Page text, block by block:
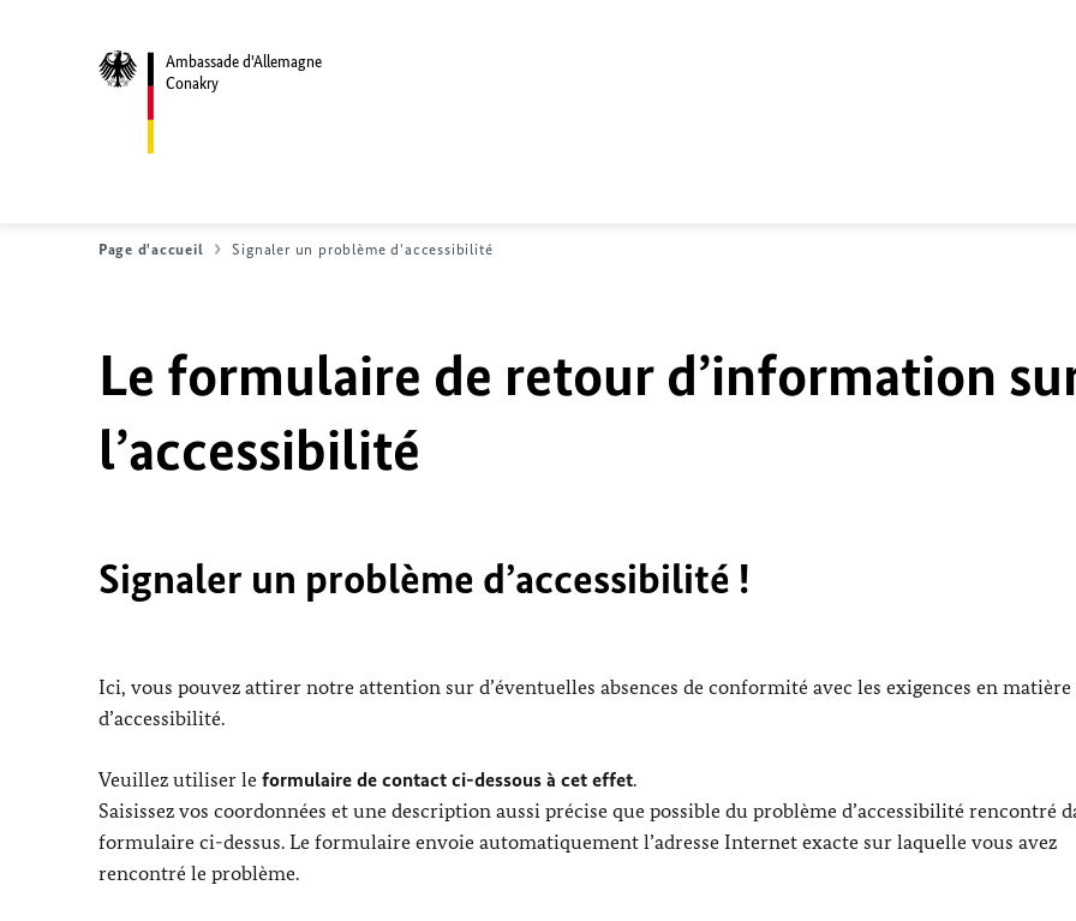
Ambassade d'Allemagne
Conakry
Page d'accueil Signaler un problème d'accessibilité
Le formulaire de retour d’information
l’accessibilité
Signaler un problème d’accessibilité !
Ici, vous pouvez attirer notre attention sur d’éventuelles absences de conformité avec les exigences en matière
d’accessibilité.
Veuillez utiliser le formulaire de contact ci-dessous à cet effet.
Saisissez vos coordonnées et une description aussi précise que possible du problème d’accessibilité rencontré
formulaire ci-dessus. Le formulaire envoie automatiquement l’adresse Internet exacte sur laquelle vous avez
rencontré le problème.